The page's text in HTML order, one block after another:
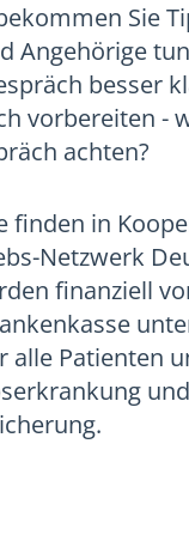
Sie
Angehörige
besser
vorbereiten -
achten?
finden in
Netzwerk
finanziell
alle Patienten